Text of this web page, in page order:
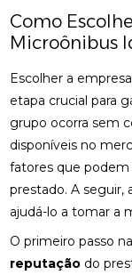
Como
Microônibus
Escolher a
etapa crucial para
grupo ocorra sem
disponíveis no
fatores que podem
prestado. A seguir,
ajudá-lo a tomar a
O primeiro passo
reputação do